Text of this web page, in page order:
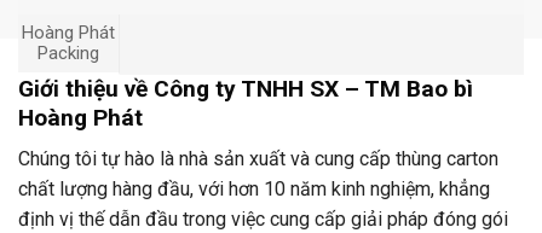
Hoàng Phát
Packing
Giới thiệu về Công ty TNHH SX – TM Bao bì
Hoàng Phát
Chúng tôi tự hào là nhà sản xuất và cung cấp thùng carton
chất lượng hàng đầu, với hơn 10 năm kinh nghiệm, khẳng
định vị thế dẫn đầu trong việc cung cấp giải pháp đóng gói